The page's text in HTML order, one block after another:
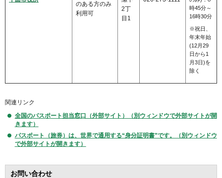
のある方のみ
利用可
2丁
目1
時45分～
16時30分
※祝日、
年末年始
(12月29
日から1
月3日)を
除く
関連リンク
全国のパスポート担当窓口（外部サイト）（別ウィンドウで外部サイトが開
きます）
パスポート（旅券）は、世界で通用する“身分証明書”です。（別ウィンドウ
で外部サイトが開きます）
お問い合わせ